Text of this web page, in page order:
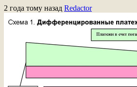
2 года тому назад Redactor